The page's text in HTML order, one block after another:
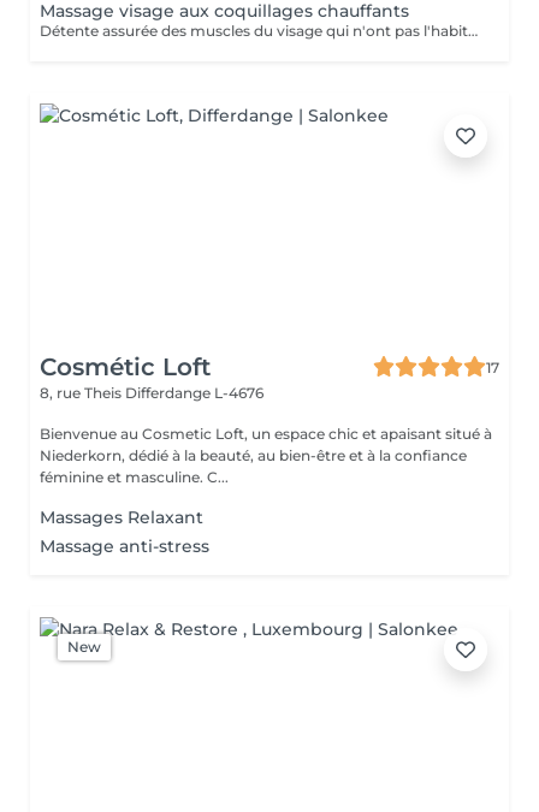
Massage visage aux coquillages chauffants
Détente assurée des muscles du visage qui n'ont pas l'habitude de se relâcher. Après quelques manoeuvres manuelles, les coquillages chauds entrent en scène pour votre plus grande relaxation. Coquillages de Tahiti.
Cosmétic Loft
17
8, rue Theis Differdange L-4676
Bienvenue au Cosmetic Loft, un espace chic et apaisant situé à
Niederkorn, dédié à la beauté, au bien-être et à la confiance
féminine et masculine. C...
Massages Relaxant
Massage anti-stress
New